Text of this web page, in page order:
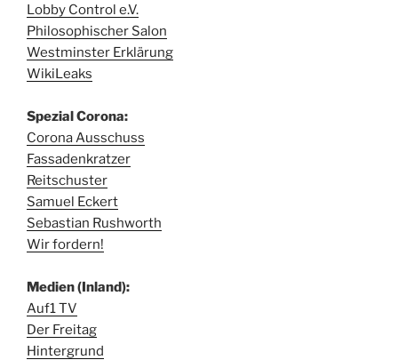
Lobby Control e.V.
Philosophischer Salon
Westminster Erklärung
WikiLeaks
Spezial Corona:
Corona Ausschuss
Fassadenkratzer
Reitschuster
Samuel Eckert
Sebastian Rushworth
Wir fordern!
Medien (Inland):
Auf1 TV
Der Freitag
Hintergrund